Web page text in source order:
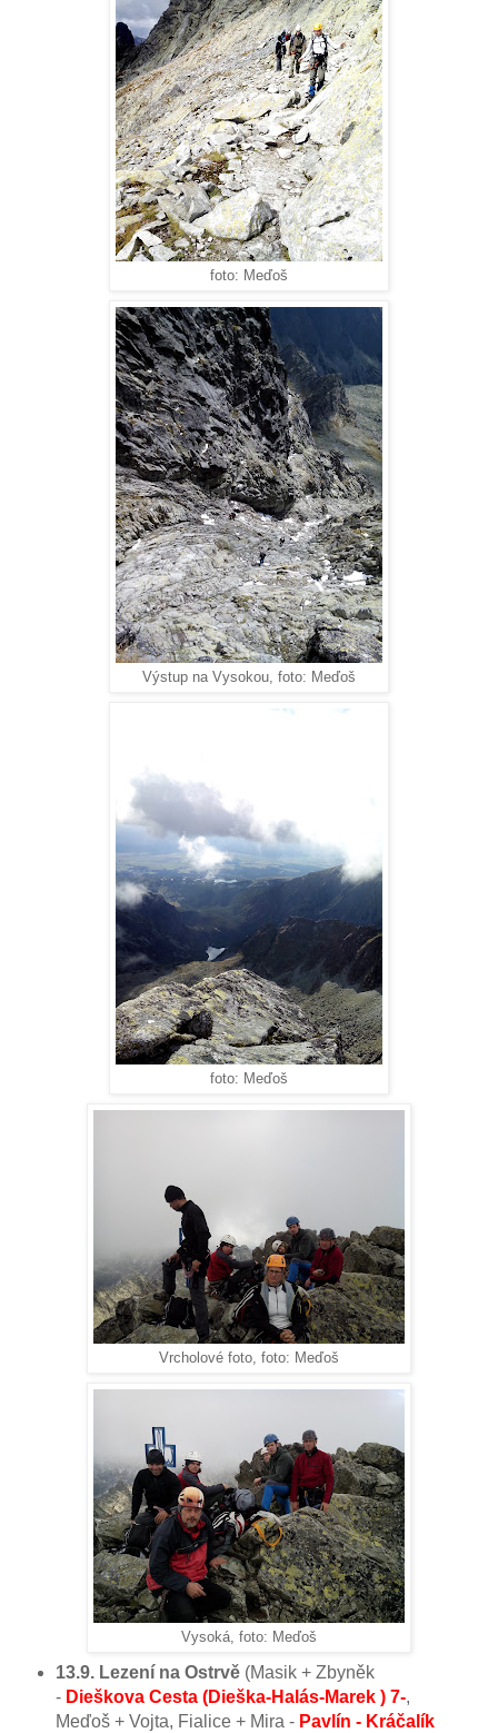
foto: Meďoš
Výstup na Vysokou, foto: Meďoš
foto: Meďoš
Vrcholové foto, foto: Meďoš
Vysoká, foto: Meďoš
13.9. Lezení na Ostrvě (Masik + Zbyněk
- Dieškova Cesta (Dieška-Halás-Marek ) 7-,
Meďoš + Vojta, Fialice + Mira - Pavlín - Kráčalík